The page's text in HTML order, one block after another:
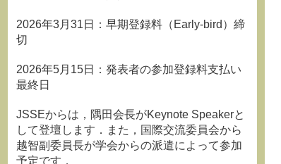
2026年3月31日：早期登録料（Early-bird）締
切
2026年5月15日：発表者の参加登録料支払い
最終日
JSSEからは，隅田会長がKeynote Speakerと
して登壇します．また，国際交流委員会から
越智副委員長が学会からの派遣によって参加
予定です．